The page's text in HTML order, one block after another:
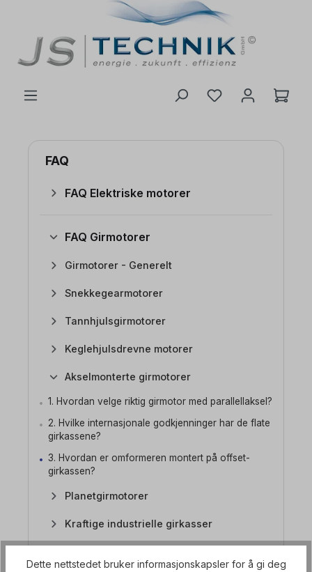
FAQ
FAQ Elektriske motorer
FAQ Girmotorer
Girmotorer - Generelt
Snekkegearmotorer
Tannhjulsgirmotorer
Keglehjulsdrevne motorer
Akselmonterte girmotorer
1. Hvordan velge riktig girmotor med parallellaksel?
2. Hvilke internasjonale godkjenninger har de flate
girkassene?
3. Hvordan er omformeren montert på offset-
girkassen?
Planetgirmotorer
Kraftige industrielle girkasser
hastighetskontroll
Dette nettstedet bruker informasjonskapsler for å gi deg